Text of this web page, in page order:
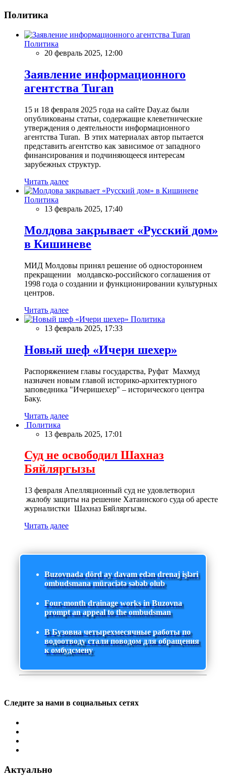
Политика
Политика
20 февраль 2025, 12:00
Заявление информационного
агентства Turan
15 и 18 февраля 2025 года на сайте Day.az были
опубликованы статьи, содержащие клеветнические
утверждения о деятельности информационного
агентства Turan. В этих материалах автор пытается
представить агентство как зависимое от западного
финансирования и подчиняющееся интересам
зарубежных структур.
Читать далее
Политика
13 февраль 2025, 17:40
Молдова закрывает «Русский дом»
в Кишиневе
МИД Молдовы принял решение об одностороннем
прекращении молдавско-российского соглашения от
1998 года о создании и функционировании культурных
центров.
Читать далее
Политика
13 февраль 2025, 17:33
Новый шеф «Ичери шехер»
Распоряжением главы государства, Руфат Махмуд
назначен новым главой историко-архитектурного
заповедника "Ичеришехер" – исторического центра
Баку.
Читать далее
Политика
13 февраль 2025, 17:01
Суд не освободил Шахназ
Бяйляргызы
13 февраля Апелляционный суд не удовлетворил
жалобу защиты на решение Хатаинского суда об аресте
журналистки Шахназ Бяйляргызы.
Читать далее
Buzovnada dörd ay davam edən drenaj işləri
ombudsmana müraciətə səbəb olub
Four-month drainage works in Buzovna
prompt an appeal to the ombudsman
В Бузовна четырехмесячные работы по
водоотводу стали поводом для обращения
к омбудсмену
Следите за нами в социальных сетях
Актуально